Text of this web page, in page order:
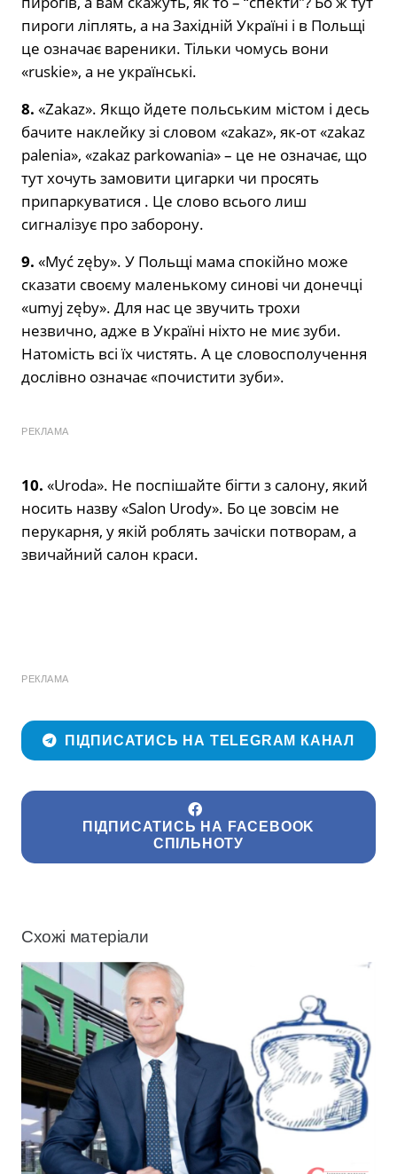
пироги ліплять, а на Західній Україні і в Польщі
це означає вареники. Тільки чомусь вони
«ruskie», а не українські.
8. «Zakaz». Якщо йдете польським містом і десь
бачите наклейку зі словом «zakaz», як-от «zakaz
palenia», «zakaz parkowania» – це не означає, що
тут хочуть замовити цигарки чи просять
припаркуватися . Це слово всього лиш
сигналізує про заборону.
9. «Myć zęby». У Польщі мама спокійно може
сказати своєму маленькому синові чи донечці
«umyj zęby». Для нас це звучить трохи
незвично, адже в Україні ніхто не миє зуби.
Натомість всі їх чистять. А це словосполучення
дослівно означає «почистити зуби».
РЕКЛАМА
10. «Uroda». Не поспішайте бігти з салону, який
носить назву «Salon Urody». Бо це зовсім не
перукарня, у якій роблять зачіски потворам, а
звичайний салон краси.
РЕКЛАМА
ПІДПИСАТИСЬ НА TELEGRAM КАНАЛ
ПІДПИСАТИСЬ НА FACEBOOK
СПІЛЬНОТУ
Схожі матеріали